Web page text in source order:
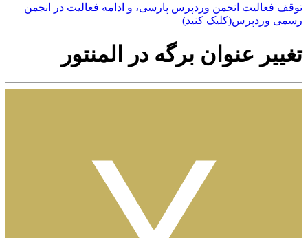
توقف فعالیت انجمن وردپرس پارسی، و ادامه فعالیت در انجمن
رسمی وردپرس(کلیک کنید)
تغییر عنوان برگه در المنتور